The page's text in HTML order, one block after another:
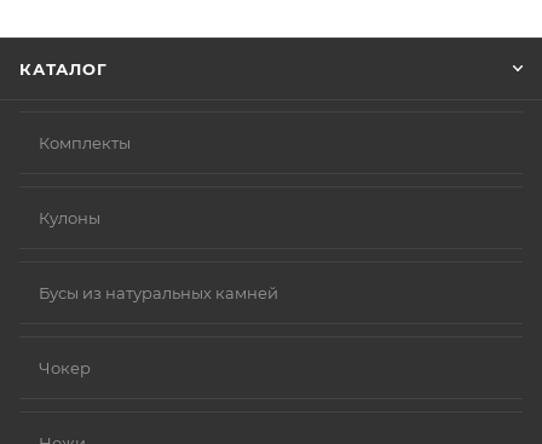
КАТАЛОГ
Комплекты
Кулоны
Бусы из натуральных камней
Чокер